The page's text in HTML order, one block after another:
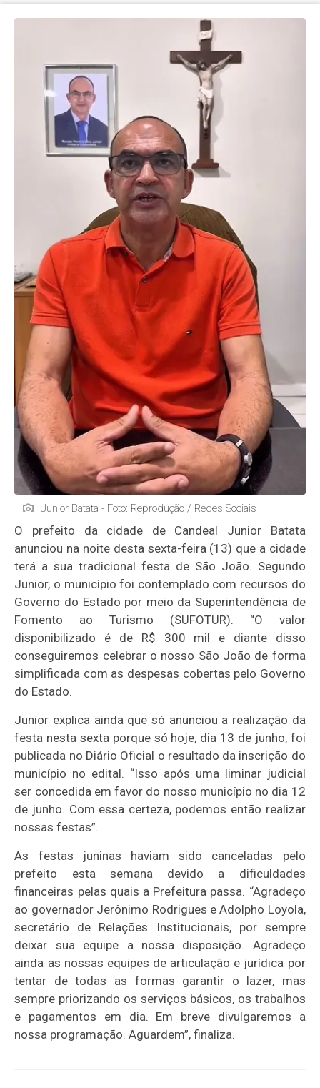
Junior Batata - Foto: Reprodução / Redes Sociais
O prefeito da cidade de Candeal Junior Batata
anunciou na noite desta sexta-feira (13) que a cidade
terá a sua tradicional festa de São João. Segundo
Junior, o município foi contemplado com recursos do
Governo do Estado por meio da Superintendência de
Fomento ao Turismo (SUFOTUR). “O valor
disponibilizado é de R$ 300 mil e diante disso
conseguiremos celebrar o nosso São João de forma
simplificada com as despesas cobertas pelo Governo
do Estado.
Junior explica ainda que só anunciou a realização da
festa nesta sexta porque só hoje, dia 13 de junho, foi
publicada no Diário Oficial o resultado da inscrição do
município no edital. “Isso após uma liminar judicial
ser concedida em favor do nosso município no dia 12
de junho. Com essa certeza, podemos então realizar
nossas festas”.
As festas juninas haviam sido canceladas pelo
prefeito esta semana devido a dificuldades
financeiras pelas quais a Prefeitura passa. “Agradeço
ao governador Jerônimo Rodrigues e Adolpho Loyola,
secretário de Relações Institucionais, por sempre
deixar sua equipe a nossa disposição. Agradeço
ainda as nossas equipes de articulação e jurídica por
tentar de todas as formas garantir o lazer, mas
sempre priorizando os serviços básicos, os trabalhos
e pagamentos em dia. Em breve divulgaremos a
nossa programação. Aguardem”, finaliza.